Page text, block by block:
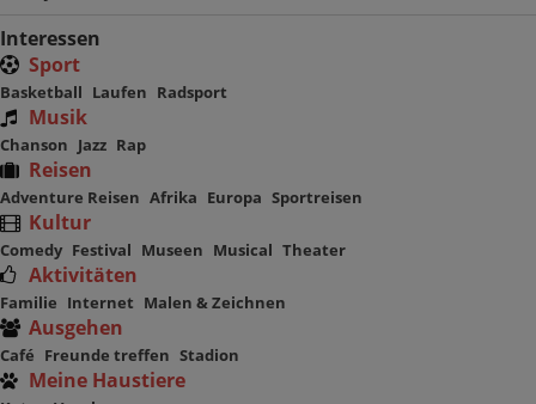
Interessen
Sport
Basketball Laufen Radsport
Musik
Chanson Jazz Rap
Reisen
Adventure Reisen Afrika Europa Sportreisen
Kultur
Comedy Festival Museen Musical Theater
Aktivitäten
Familie Internet Malen & Zeichnen
Ausgehen
Café Freunde treffen Stadion
Meine Haustiere